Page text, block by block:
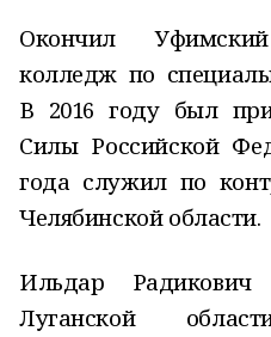
Окончил
колледж по
В 2016 году был
Силы Российской
года служил по
Челябинской области.
Ильдар
Луганской